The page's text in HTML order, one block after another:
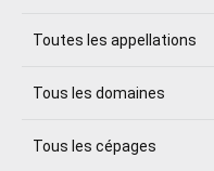
Toutes les appellations
Tous les domaines
Tous les cépages